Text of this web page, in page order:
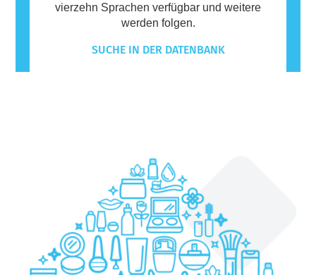
vierzehn Sprachen verfügbar und weitere
werden folgen.
SUCHE IN DER DATENBANK